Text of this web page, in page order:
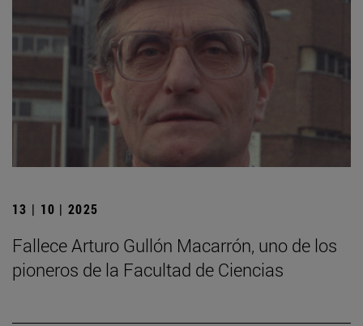
13 | 10 | 2025
Fallece Arturo Gullón Macarrón, uno de los
pioneros de la Facultad de Ciencias